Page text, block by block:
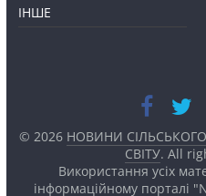
ІНШЕ
© 2026 НОВИНИ
СВІТУ. All
Використання усіх
інформаційному порталі